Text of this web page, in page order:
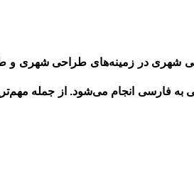
شهریدر زمینه‌های طراحی شهری و
فارسی انجام می‌شود. از جمله